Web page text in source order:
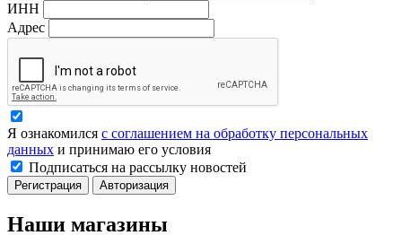
ИНН
Адрес
Я ознакомился с соглашением на обработку персональных
данных и принимаю его условия
Подписаться на рассылку новостей
Регистрация Авторизация
Наши магазины